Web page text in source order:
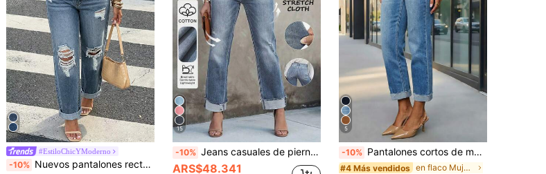
#EstiloChicYModerno
-10% Nuevos pantalones rectos básicos ajustados con estilo callejero americano minimalista y desgastados para mujer, casual para otoño
15
-10% Jeans casuales de pierna recta ajustados para mujer con detalles de bigotes de gato, tela de mezclilla con elasticidad media, diseño de botón y cremallera, largo para otoño
ARS$48.341
5
-10% Pantalones cortos de mezclilla elástica ajustados para mujer, uso casual en primavera y uso diario en otoño
#4 Más vendidos en flaco Mujer Denim